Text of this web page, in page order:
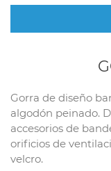
Gorra de diseño
algodón peinado.
accesorios de
orificios de
velcro.